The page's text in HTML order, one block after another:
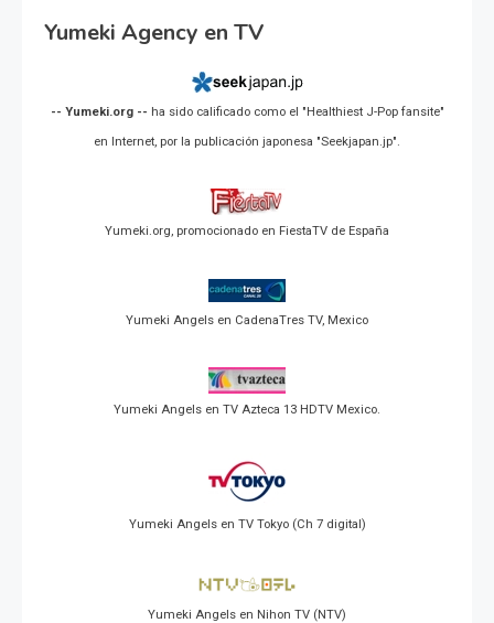
Yumeki Agency en TV
-- Yumeki.org -- ha sido calificado como el "Healthiest J-Pop fansite"
en Internet, por la publicación japonesa "Seekjapan.jp".
Yumeki.org, promocionado en FiestaTV de España
Yumeki Angels en CadenaTres TV, Mexico
Yumeki Angels en TV Azteca 13 HDTV Mexico.
Yumeki Angels en TV Tokyo (Ch 7 digital)
Yumeki Angels en Nihon TV (NTV)